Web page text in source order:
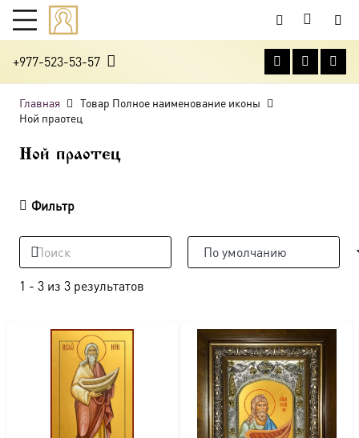
+977-523-53-57
Главная
Товар Полное наименование иконы
Ной праотец
Ной праотец
Фильтр
1 - 3 из 3 результатов